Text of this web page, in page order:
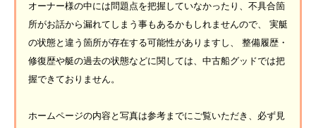
オーナー様の中には問題点を把握していなかったり、不具合箇
所がお話から漏れてしまう事もあるかもしれませんので、 実艇
の状態と違う箇所が存在する可能性がありますし、 整備履歴・
修復歴や艇の過去の状態などに関しては、中古船グッドでは把
握できておりません。
ホームページの内容と写真は参考までにご覧いただき、必ず見